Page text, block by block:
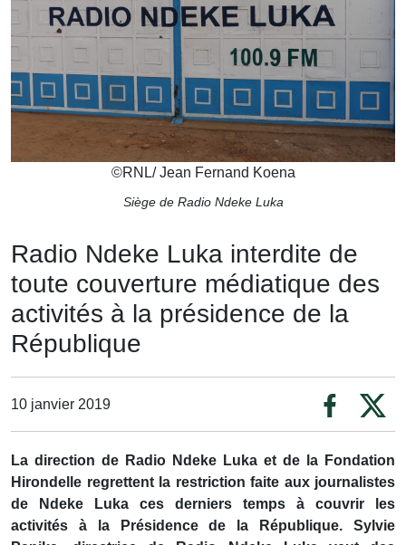
©RNL/ Jean Fernand Koena
Siège de Radio Ndeke Luka
Radio Ndeke Luka interdite de
toute couverture médiatique des
activités à la présidence de la
République
10 janvier 2019
La direction de Radio Ndeke Luka et de la Fondation
Hirondelle regrettent la restriction faite aux journalistes
de Ndeke Luka ces derniers temps à couvrir les
activités à la Présidence de la République. Sylvie